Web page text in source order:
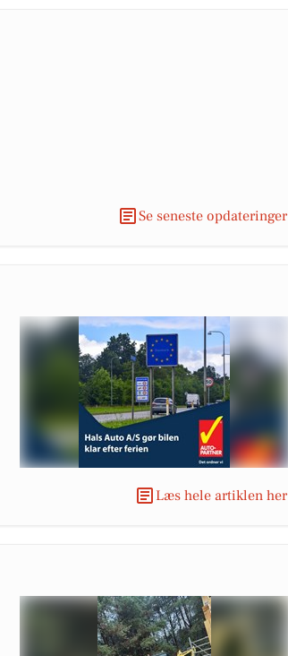
Se seneste opdateringer
Læs hele artiklen her